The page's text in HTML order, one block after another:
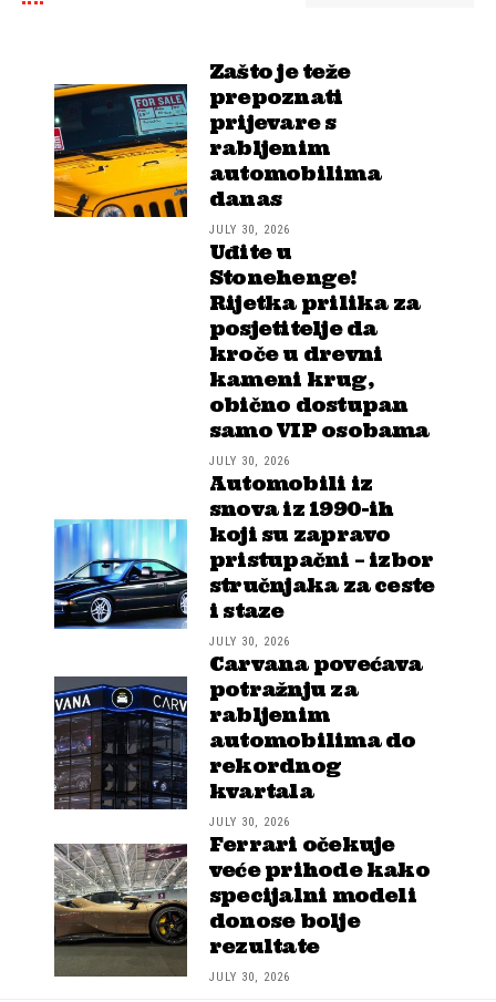
Zašto je teže
prepoznati
prijevare s
rabljenim
automobilima
danas
JULY 30, 2026
Uđite u
Stonehenge!
Rijetka prilika za
posjetitelje da
kroče u drevni
kameni krug,
obično dostupan
samo VIP osobama
JULY 30, 2026
Automobili iz
snova iz 1990-ih
koji su zapravo
pristupačni – izbor
stručnjaka za ceste
i staze
JULY 30, 2026
Carvana povećava
potražnju za
rabljenim
automobilima do
rekordnog
kvartala
JULY 30, 2026
Ferrari očekuje
veće prihode kako
specijalni modeli
donose bolje
rezultate
JULY 30, 2026